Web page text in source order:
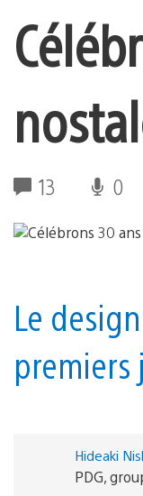
13 0
Le
premiers
Hideaki
PDG,